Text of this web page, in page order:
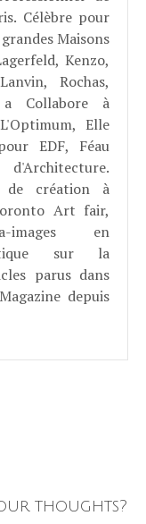
Célèbre pour
Maisons
Kenzo,
Rochas,
a Collabore à
Elle
EDF, Féau
de création à
Art fair,
images en
sur la
parus dans
depuis
thoughts?